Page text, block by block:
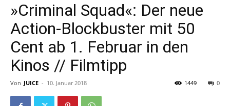
»Criminal Squad«: Der neue
Action-Blockbuster mit 50
Cent ab 1. Februar in den
Kinos // Filmtipp
Von JUICE - 10. Januar 2018 0
1449